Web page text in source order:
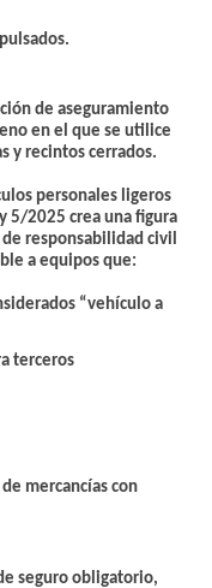
de aseguramiento
en el que se utilice
y recintos cerrados.
personales ligeros
5/2025 crea una figura
responsabilidad civil
a equipos que:
“vehículo a
terceros
mercancías con
seguro obligatorio,